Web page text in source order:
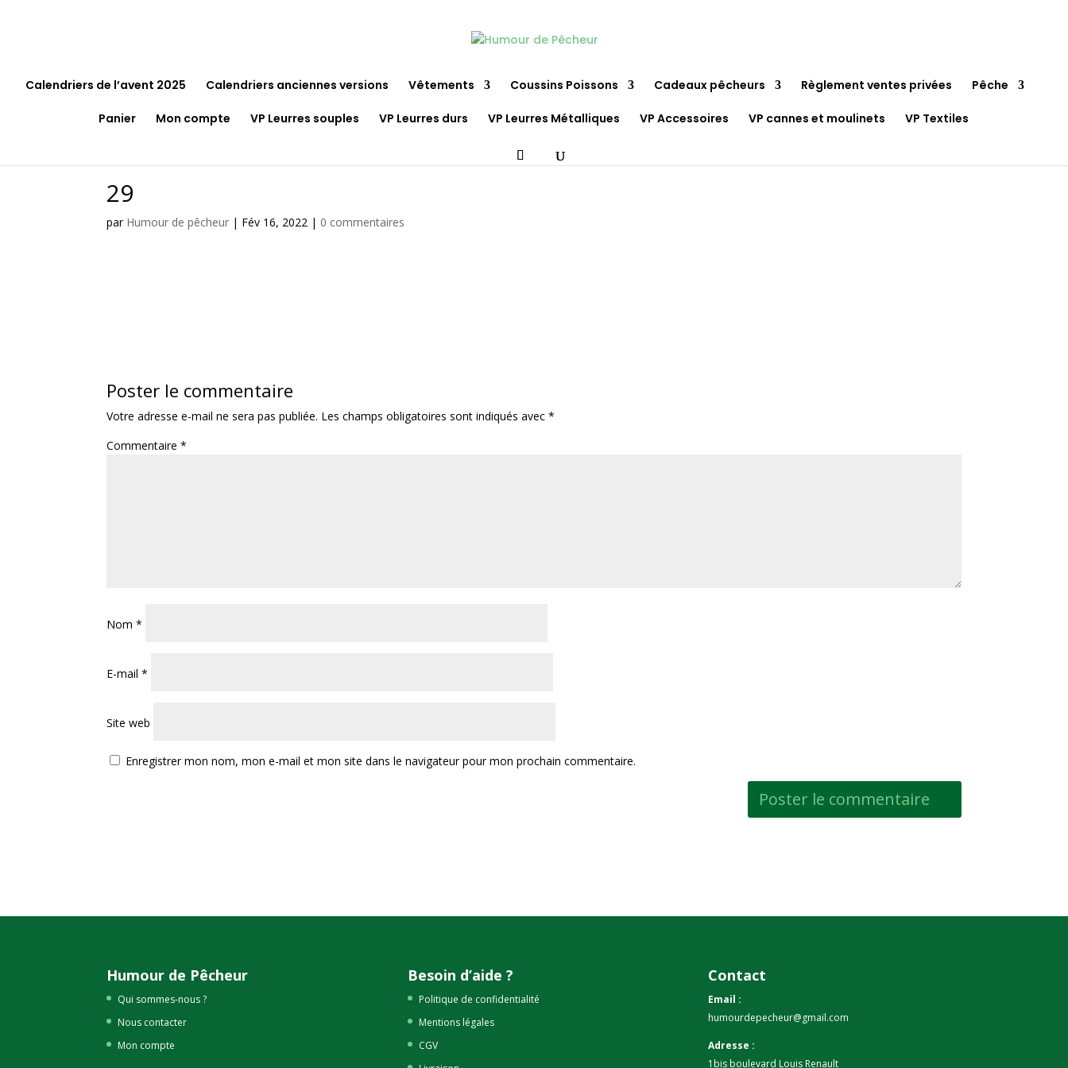
Calendriers de l’avent 2025 Calendriers anciennes versions Vêtements Coussins Poissons Cadeaux pêcheurs Règlement ventes privées Pêche
Panier Mon compte VP Leurres souples VP Leurres durs VP Leurres Métalliques VP Accessoires VP cannes et moulinets VP Textiles
29
par Humour de pêcheur | Fév 16, 2022 | 0 commentaires
Poster le commentaire
Votre adresse e-mail ne sera pas publiée. Les champs obligatoires sont indiqués avec*
Commentaire*
Nom*
E-mail*
Site web
Enregistrer mon nom, mon e-mail et mon site dans le navigateur pour mon prochain commentaire.
Humour de Pêcheur
Qui sommes-nous ?
Nous contacter
Mon compte
Besoin d’aide ?
Politique de confidentialité
Mentions légales
CGV
Contact
Email :
humourdepecheur@gmail.com
Adresse :
1bis boulevard Louis Renault